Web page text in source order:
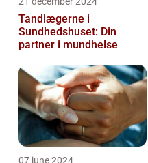
Tandlægerne i
Sundhedshuset: Din
partner i mundhelse
07 june 2024